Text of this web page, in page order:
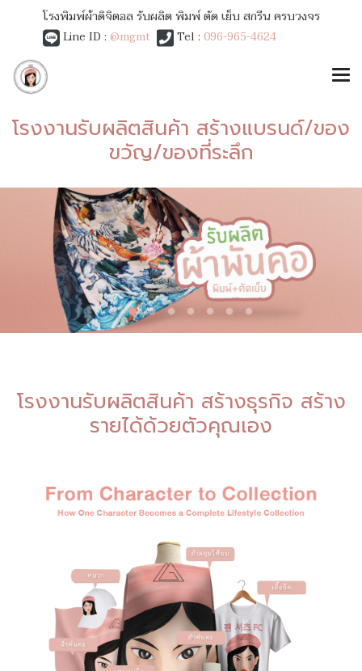
โรงพิมพ์ผ้าดิจิตอล รับผลิต พิมพ์ ตัด เย็บ สกรีน ครบวงจร
Line ID : @mgmt Tel : 096-965-4624
โรงงานรับผลิตสินค้า สร้างแบรนด์/ของ
ขวัญ/ของที่ระลึก
โรงงานรับผลิตสินค้า สร้างธุรกิจ สร้าง
รายได้ด้วยตัวคุณเอง